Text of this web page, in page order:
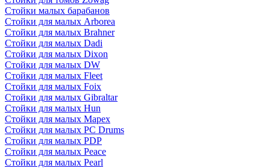
Стойки малых барабанов
Стойки для малых Arborea
Стойки для малых Brahner
Стойки для малых Dadi
Стойки для малых Dixon
Стойки для малых DW
Стойки для малых Fleet
Стойки для малых Foix
Стойки для малых Gibraltar
Стойки для малых Hun
Стойки для малых Mapex
Стойки для малых PC Drums
Стойки для малых PDP
Стойки для малых Peace
Стойки для малых Pearl